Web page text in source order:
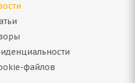
файлов